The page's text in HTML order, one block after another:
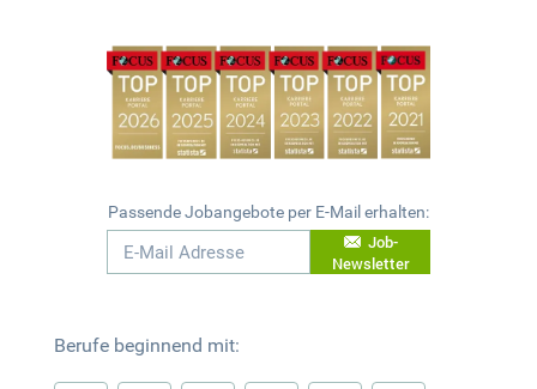
Passende Jobangebote per E-Mail erhalten:
Job-
Newsletter
Berufe beginnend mit: